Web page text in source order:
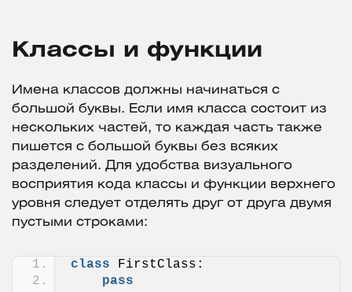
Классы и функции
Имена классов должны начинаться с
большой буквы. Если имя класса состоит из
нескольких частей, то каждая часть также
пишется с большой буквы без всяких
разделений. Для удобства визуального
восприятия кода классы и функции верхнего
уровня следует отделять друг от друга двумя
пустыми строками:
class FirstClass:
pass